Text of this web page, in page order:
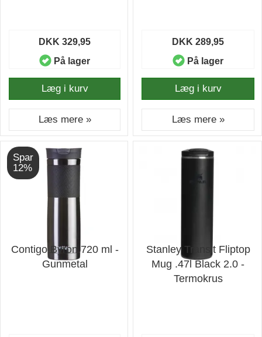
DKK 329,95
På lager
Læg i kurv
Læs mere »
DKK 289,95
På lager
Læg i kurv
Læs mere »
Spar
12%
Contigo Byron 720 ml -
Gunmetal
Stanley Transit Fliptop
Mug .47l Black 2.0 -
Termokrus